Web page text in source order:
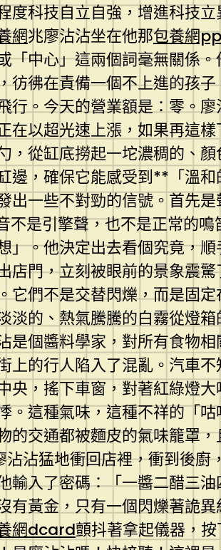
度科技自立自強，增進科技
網兆廖沾沾坐在他那包養網
「中心」這兩個詞毫無關係
彷彿在責備一個不上進的孩
行。今天的營業額是：零。
在以超光速上漲，如果再這
，從缸底撈起一坨濃稠的、
邊，確保它能感受到**「溫
出一些不對勁的信號。首先
是引擎聲，也不是正常的鳴
」。他決定出去看個究竟，
店門，立刻被眼前的景象震
它們不是交替閃爍，而是固
淡的、熱氣騰騰的白霧從燈
是個醬料學家，對所有食物
上的行人陷入了混亂。汽車
央，搖下車窗，對著紅綠燈
。這種氣味，這種不祥的「
的交通都被麵皮的氣味籠罩
沾猛地衝回店裡，衝到後
輸入了密碼：「一醬二醋三
有黃金，只有一個閃爍著詭
網dcard顫抖著拿起儀器，